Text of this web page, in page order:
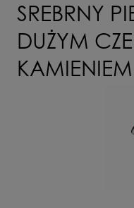
SREBRNY
DUŻYM